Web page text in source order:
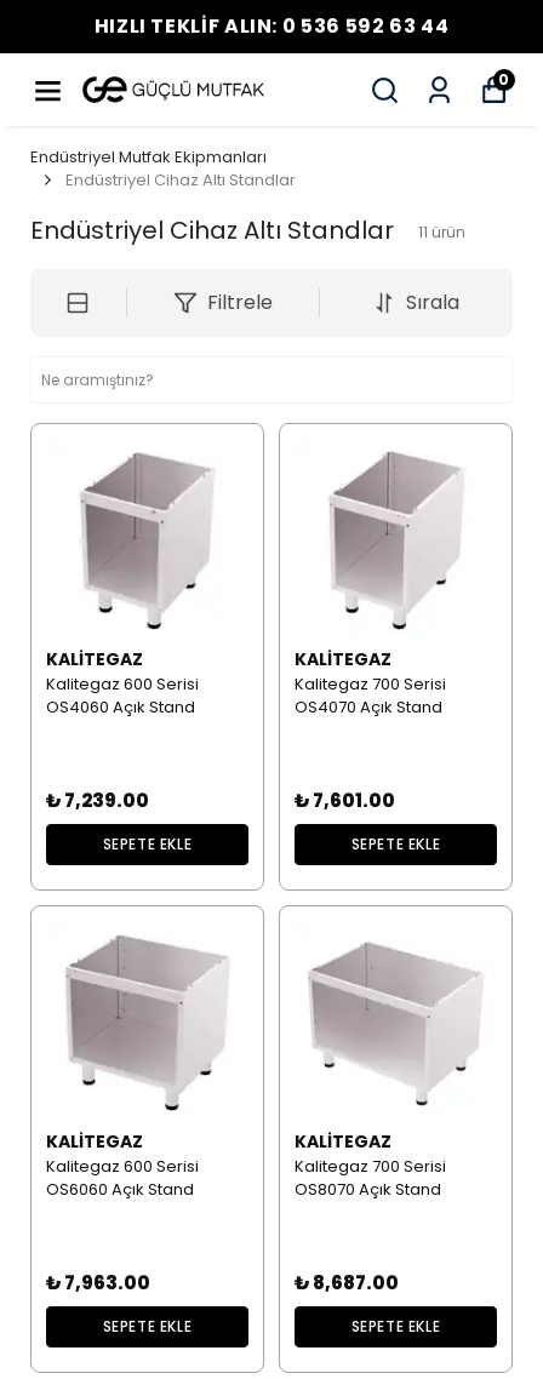
HIZLI TEKLİF ALIN: 0 536 592 63 44
0
Endüstriyel Mutfak Ekipmanları
Endüstriyel Cihaz Altı Standlar
Endüstriyel Cihaz Altı Standlar 11 ürün
Filtrele Sırala
KALITEGAZ
Kalitegaz 600 Serisi
OS4060 Açık Stand
₺ 7,239.00
SEPETE EKLE
KALITEGAZ
Kalitegaz 700 Serisi
OS4070 Açık Stand
₺ 7,601.00
SEPETE EKLE
KALITEGAZ
Kalitegaz 600 Serisi
OS6060 Açık Stand
₺ 7,963.00
SEPETE EKLE
KALITEGAZ
Kalitegaz 700 Serisi
OS8070 Açık Stand
₺ 8,687.00
SEPETE EKLE